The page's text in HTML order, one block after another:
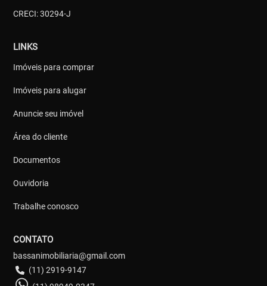
CRECI: 30294-J
LINKS
Imóveis para comprar
Imóveis para alugar
Anuncie seu imóvel
Área do cliente
Documentos
Ouvidoria
Trabalhe conosco
CONTATO
bassanimobiliaria@gmail.com
(11) 2919-9147